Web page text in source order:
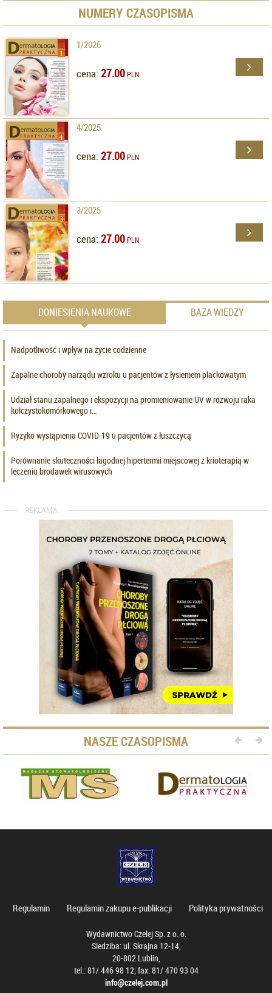
NUMERY CZASOPISMA
1/2026
cena: 27.00PLN
4/2025
cena: 27.00PLN
3/2025
cena: 27.00PLN
DONIESIENIA NAUKOWE BAZA WIEDZY
Nadpotliwość i wpływ na życie codzienne
Zapalne choroby narządu wzroku u pacjentów z łysieniem plackowatym
Udział stanu zapalnego i ekspozycji na promieniowanie UV w rozwoju raka
kolczystokomórkowego i…
Ryzyko wystąpienia COVID-19 u pacjentów z łuszczycą
Porównanie skuteczności łagodnej hipertermii miejscowej z krioterapią w
leczeniu brodawek wirusowych
REKLAMA
NASZE CZASOPISMA
Regulamin Regulamin zakupu e-publikacji Polityka prywatności
Wydawnictwo Czelej Sp. z o. o.
Siedziba: ul. Skrajna 12-14,
20-802 Lublin,
tel.: 81/ 446 98 12; fax: 81/ 470 93 04
info@czelej.com.pl